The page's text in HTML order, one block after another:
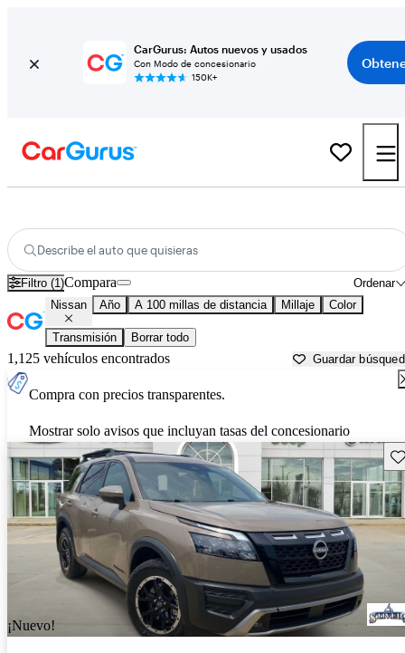
CarGurus: Autos nuevos y usados
Con Modo de concesionario
150K+
Describe el auto que quisieras
Filtro (1) Ordenar
Compara
Nissan Año A 100 millas de distancia Millaje Color
Transmisión Borrar todo
1,125 vehículos encontrados Guardar
Compra con precios transparentes.
Mostrar solo avisos que incluyan tasas del concesionario
¡Nuevo!